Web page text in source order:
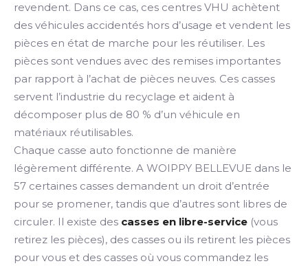
revendent. Dans ce cas, ces centres VHU achètent
des véhicules accidentés hors d’usage et vendent les
pièces en état de marche pour les réutiliser. Les
pièces sont vendues avec des remises importantes
par rapport à l’achat de pièces neuves. Ces casses
servent l’industrie du recyclage et aident à
décomposer plus de 80 % d’un véhicule en
matériaux réutilisables.
Chaque casse auto fonctionne de manière
légèrement différente. A WOIPPY BELLEVUE dans le
57 certaines casses demandent un droit d’entrée
pour se promener, tandis que d’autres sont libres de
circuler. Il existe des casses en libre-service (vous
retirez les pièces), des casses ou ils retirent les pièces
pour vous et des casses où vous commandez les